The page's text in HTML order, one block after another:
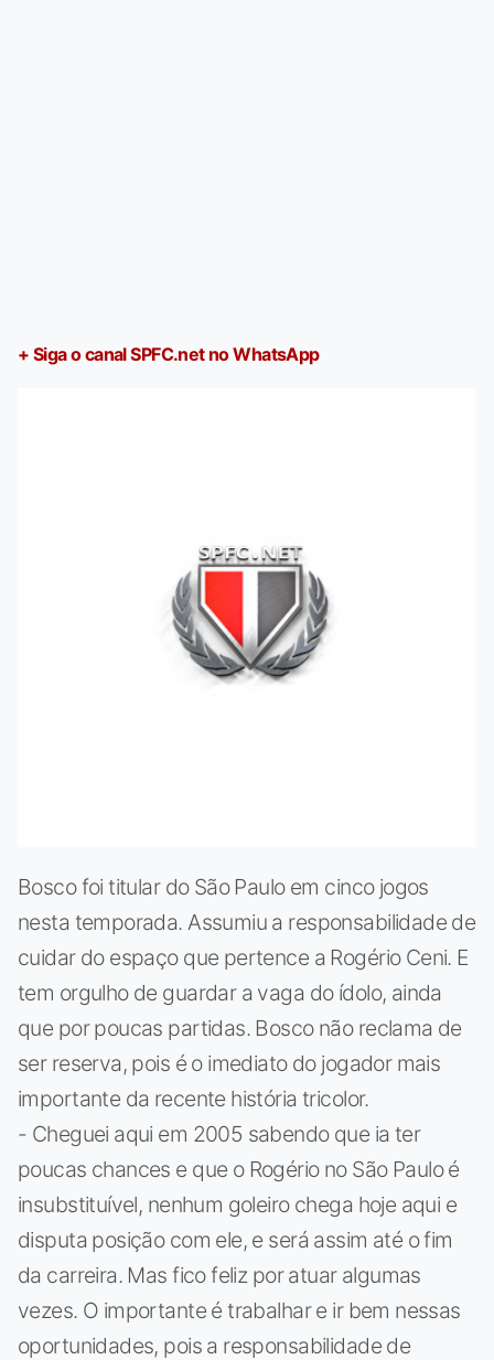
+ Siga o canal SPFC.net no WhatsApp
Bosco foi titular do São Paulo em cinco jogos
nesta temporada. Assumiu a responsabilidade de
cuidar do espaço que pertence a Rogério Ceni. E
tem orgulho de guardar a vaga do ídolo, ainda
que por poucas partidas. Bosco não reclama de
ser reserva, pois é o imediato do jogador mais
importante da recente história tricolor.
- Cheguei aqui em 2005 sabendo que ia ter
poucas chances e que o Rogério no São Paulo é
insubstituível, nenhum goleiro chega hoje aqui e
disputa posição com ele, e será assim até o fim
da carreira. Mas fico feliz por atuar algumas
vezes. O importante é trabalhar e ir bem nessas
oportunidades, pois a responsabilidade de